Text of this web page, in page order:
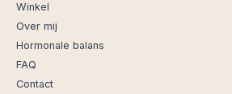
Winkel
Over mij
Hormonale balans
FAQ
Contact